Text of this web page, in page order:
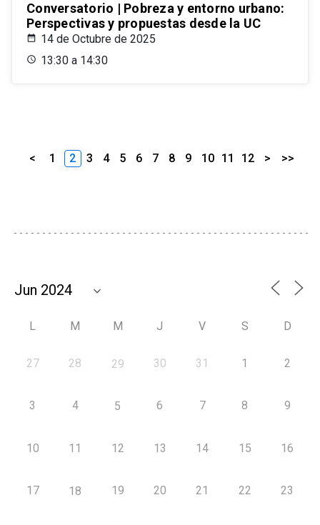
Conversatorio | Pobreza y entorno urbano:
Perspectivas y propuestas desde la UC
14 de Octubre de 2025
13:30 a 14:30
< 1 2 3 4 5 6 7 8 9 10 11 12 > >>
L M M J V S D
27 28 29 30 31 1 2
3 4 5 6 7 8 9
10 11 12 13 14 15 16
17 18 19 20 21 22 23